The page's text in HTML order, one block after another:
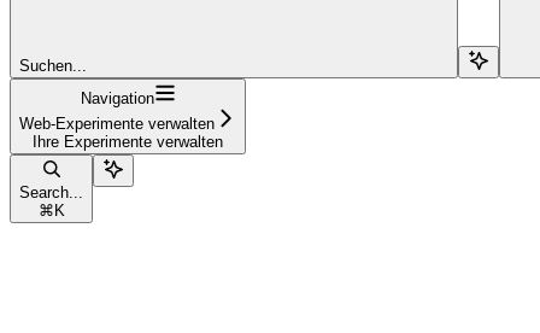
Suchen...
Navigation
Web-Experimente verwalten
Ihre Experimente verwalten
Search...
⌘ K